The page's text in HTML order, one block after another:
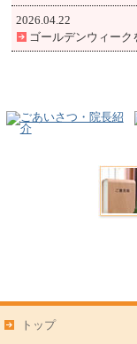
2026.04.22
ゴールデンウィーク
トップ